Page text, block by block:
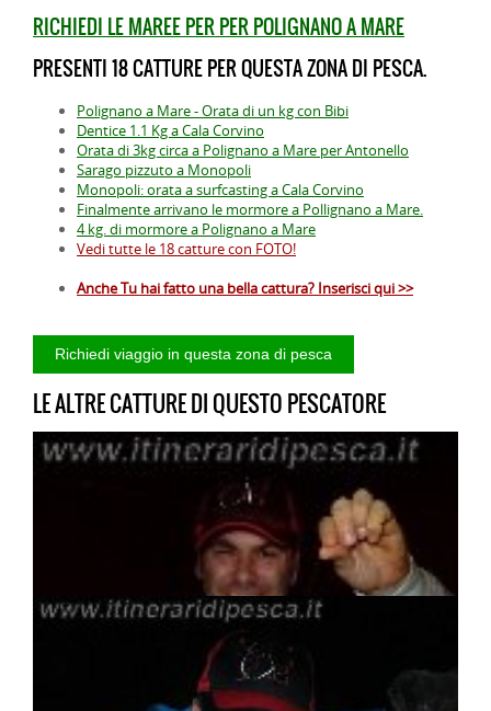
RICHIEDI LE MAREE PER PER POLIGNANO A MARE
PRESENTI 18 CATTURE PER QUESTA ZONA DI PESCA.
Polignano a Mare - Orata di un kg con Bibi
Dentice 1.1 Kg a Cala Corvino
Orata di 3kg circa a Polignano a Mare per Antonello
Sarago pizzuto a Monopoli
Monopoli: orata a surfcasting a Cala Corvino
Finalmente arrivano le mormore a Pollignano a Mare.
4 kg. di mormore a Polignano a Mare
Vedi tutte le 18 catture con FOTO!
Anche Tu hai fatto una bella cattura? Inserisci qui >>
LE ALTRE CATTURE DI QUESTO PESCATORE